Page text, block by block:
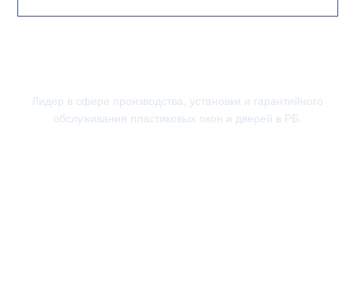
Лидер в сфере производства, установки и гарантийного
обслуживания пластиковых окон и дверей в РБ.